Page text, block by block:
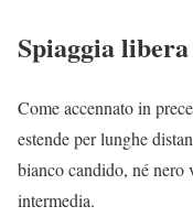
Spiaggia
Come accennato in
estende per lunghe
bianco candido, né nero
intermedia.